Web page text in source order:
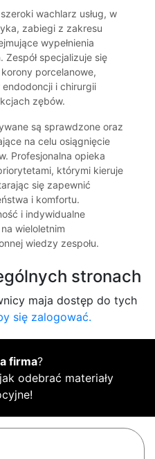
wachlarz usług, w
zabiegi z zakresu
wypełnienia
specjalizuje się
porcelanowe,
i chirurgii
zębów.
są sprawdzone oraz
na celu osiągnięcie
Profesjonalna opieka
którymi kieruje
się zapewnić
i komfortu.
i indywidualne
wieloletnim
wiedzy zespołu.
stronach
maja dostęp do tych
się zalogować.
firma?
odebrać materiały